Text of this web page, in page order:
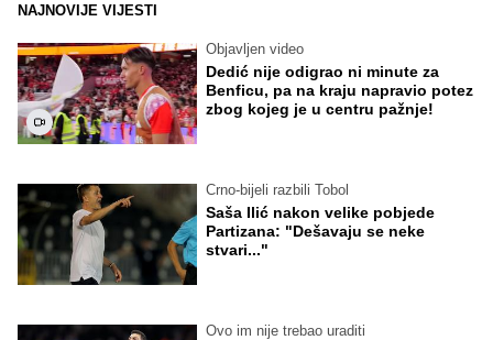
NAJNOVIJE VIJESTI
Objavljen video
Dedić nije odigrao ni minute za
Benficu, pa na kraju napravio potez
zbog kojeg je u centru pažnje!
Crno-bijeli razbili Tobol
Saša Ilić nakon velike pobjede
Partizana: "Dešavaju se neke
stvari..."
Ovo im nije trebao uraditi